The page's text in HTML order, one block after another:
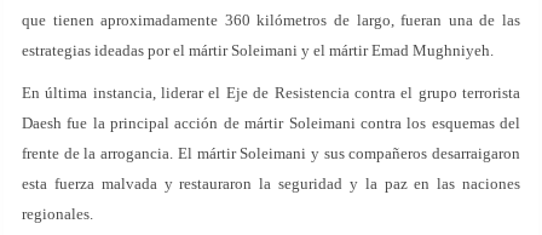
que tienen aproximadamente 360 kilómetros de largo, fueran una de las
estrategias ideadas por el mártir Soleimani y el mártir Emad Mughniyeh.
En última instancia, liderar el Eje de Resistencia contra el grupo terrorista
Daesh fue la principal acción de mártir Soleimani contra los esquemas del
frente de la arrogancia. El mártir Soleimani y sus compañeros desarraigaron
esta fuerza malvada y restauraron la seguridad y la paz en las naciones
regionales.